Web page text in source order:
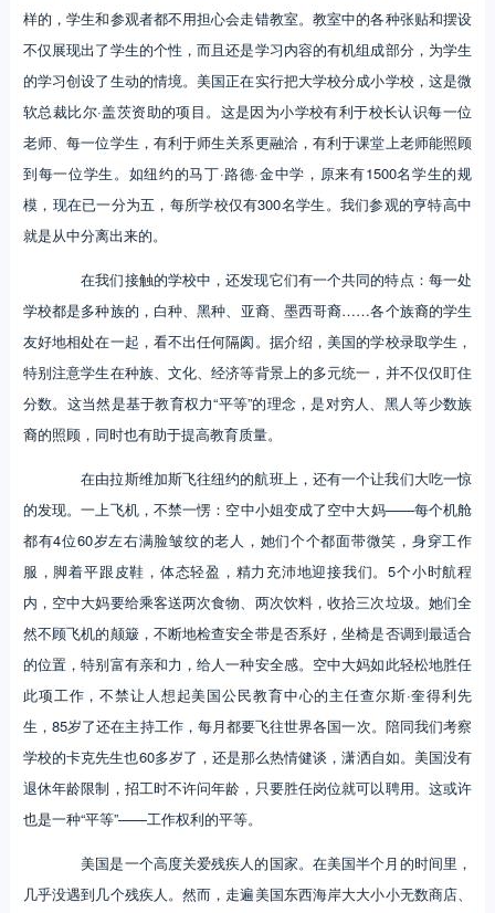
样的，学生和参观者都不用担心会走错教室。教室中的各种张贴和摆设
不仅展现出了学生的个性，而且还是学习内容的有机组成部分，为学生
的学习创设了生动的情境。美国正在实行把大学校分成小学校，这是微
软总裁比尔·盖茨资助的项目。这是因为小学校有利于校长认识每一位
老师、每一位学生，有利于师生关系更融洽，有利于课堂上老师能照顾
到每一位学生。如纽约的马丁·路德·金中学，原来有1500名学生的规
模，现在已一分为五，每所学校仅有300名学生。我们参观的亨特高中
就是从中分离出来的。
在我们接触的学校中，还发现它们有一个共同的特点：每一处
学校都是多种族的，白种、黑种、亚裔、墨西哥裔……各个族裔的学生
友好地相处在一起，看不出任何隔阂。据介绍，美国的学校录取学生，
特别注意学生在种族、文化、经济等背景上的多元统一，并不仅仅盯住
分数。这当然是基于教育权力“平等”的理念，是对穷人、黑人等少数族
裔的照顾，同时也有助于提高教育质量。
在由拉斯维加斯飞往纽约的航班上，还有一个让我们大吃一惊
的发现。一上飞机，不禁一愣：空中小姐变成了空中大妈——每个机舱
都有4位60岁左右满脸皱纹的老人，她们个个都面带微笑，身穿工作
服，脚着平跟皮鞋，体态轻盈，精力充沛地迎接我们。5个小时航程
内，空中大妈要给乘客送两次食物、两次饮料，收拾三次垃圾。她们全
然不顾飞机的颠簸，不断地检查安全带是否系好，坐椅是否调到最适合
的位置，特别富有亲和力，给人一种安全感。空中大妈如此轻松地胜任
此项工作，不禁让人想起美国公民教育中心的主任查尔斯·奎得利先
生，85岁了还在主持工作，每月都要飞往世界各国一次。陪同我们考察
学校的卡克先生也60多岁了，还是那么热情健谈，潇洒自如。美国没有
退休年龄限制，招工时不许问年龄，只要胜任岗位就可以聘用。这或许
也是一种“平等”——工作权利的平等。
美国是一个高度关爱残疾人的国家。在美国半个月的时间里，
几乎没遇到几个残疾人。然而，走遍美国东西海岸大大小小无数商店、